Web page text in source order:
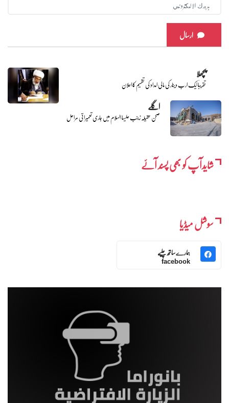
ارسال
پچھلا
تقریباً ایک ارب دینار کی مالی امداد کی تقسیم کا اعلان
اگلے
صحن عقیلہ زینب علیہا السلام میں جاری تعمیراتی مراحل
شایدآپ کو بھی پسند آئے
سوشل میڈیا
ہمارے ساتھ چلیے
facebook